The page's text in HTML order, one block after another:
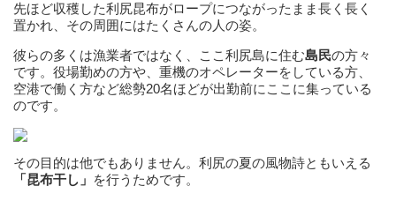
先ほど収穫した利尻昆布がロープにつながったまま長く長く
置かれ、その周囲にはたくさんの人の姿。
彼らの多くは漁業者ではなく、ここ利尻島に住む島民の方々
です。役場勤めの方や、重機のオペレーターをしている方、
空港で働く方など総勢20名ほどが出勤前にここに集っている
のです。
その目的は他でもありません。利尻の夏の風物詩ともいえる
「昆布干し」 を行うためです。